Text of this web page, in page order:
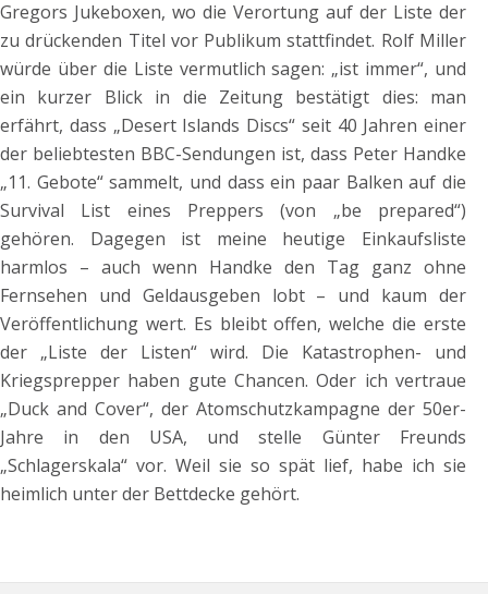
Gregors Jukeboxen, wo die Verortung auf der Liste der
zu drückenden Titel vor Publikum stattfindet. Rolf Miller
würde über die Liste vermutlich sagen: „ist immer“, und
ein kurzer Blick in die Zeitung bestätigt dies: man
erfährt, dass „Desert Islands Discs“ seit 40 Jahren einer
der beliebtesten BBC-Sendungen ist, dass Peter Handke
„11. Gebote“ sammelt, und dass ein paar Balken auf die
Survival List eines Preppers (von „be prepared“)
gehören. Dagegen ist meine heutige Einkaufsliste
harmlos – auch wenn Handke den Tag ganz ohne
Fernsehen und Geldausgeben lobt – und kaum der
Veröffentlichung wert. Es bleibt offen, welche die erste
der „Liste der Listen“ wird. Die Katastrophen- und
Kriegsprepper haben gute Chancen. Oder ich vertraue
„Duck and Cover“, der Atomschutzkampagne der 50er-
Jahre in den USA, und stelle Günter Freunds
„Schlagerskala“ vor. Weil sie so spät lief, habe ich sie
heimlich unter der Bettdecke gehört.